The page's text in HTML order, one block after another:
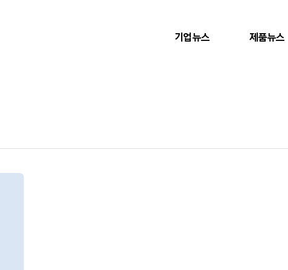
기업뉴스 제품뉴스